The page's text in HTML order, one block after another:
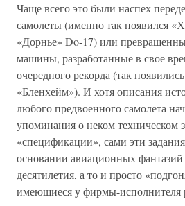
Чаще всего это были наспех
самолеты (именно так появился
«Дорнье» Do-17) или
машины, разработанные в свое
очередного рекорда (так
«Бленхейм»). И хотя описания
любого предвоенного самолета
упоминания о неком техническом
«спецификации», сами эти
основании авиационных
десятилетия, а то и просто «
имеющиеся у фирмы-исполнителя